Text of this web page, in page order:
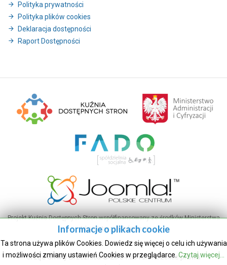
Polityka prywatności
Polityka plików cookies
Deklaracja dostępności
Raport Dostępności
Projekt Kuźnia Dostępnych Stron współfinansowany ze środków Ministerstwa
Administracji i Cyfryzacji
Urząd Gminy Brzeźnica © 25.04.2018r. Wszelkie prawa
Informacje o plikach cookie
Ta strona używa plików Cookies. Dowiedz się więcej o celu ich używania
i możliwości zmiany ustawień Cookies w przeglądarce. Czytaj więcej...